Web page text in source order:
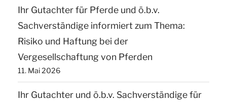
„Fohlen
von
falschem
Hengst““
Ihr Gutachter für Pferde und ö.b.v.
Sachverständige informiert zum Thema:
Risiko und Haftung bei der
Vergesellschaftung von Pferden
11. Mai 2026
Ihr Gutachter und ö.b.v. Sachverständige für